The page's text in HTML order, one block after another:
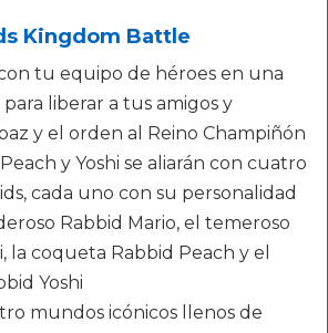
Kingdom Battle
tu equipo de héroes en una
para liberar a tus amigos y
y el orden al Reino Champiñón
y Yoshi se aliarán con cuatro
cada uno con su personalidad
Rabbid Mario, el temeroso
la coqueta Rabbid Peach y el
Yoshi
mundos icónicos llenos de